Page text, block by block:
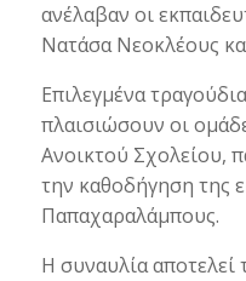
ανέλαβαν οι
Νατάσα Νεοκλέους
Επιλεγμένα
πλαισιώσουν οι
Ανοικτού Σχολείου,
την καθοδήγηση της
Παπαχαραλάμπους.
Η συναυλία αποτελεί